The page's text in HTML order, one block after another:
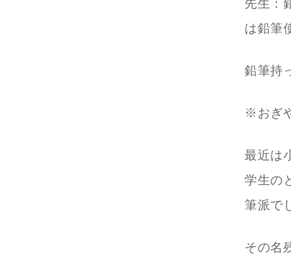
先生：
は鉛筆
鉛筆持
※おぎ
最近は
学生の
筆派で
その名